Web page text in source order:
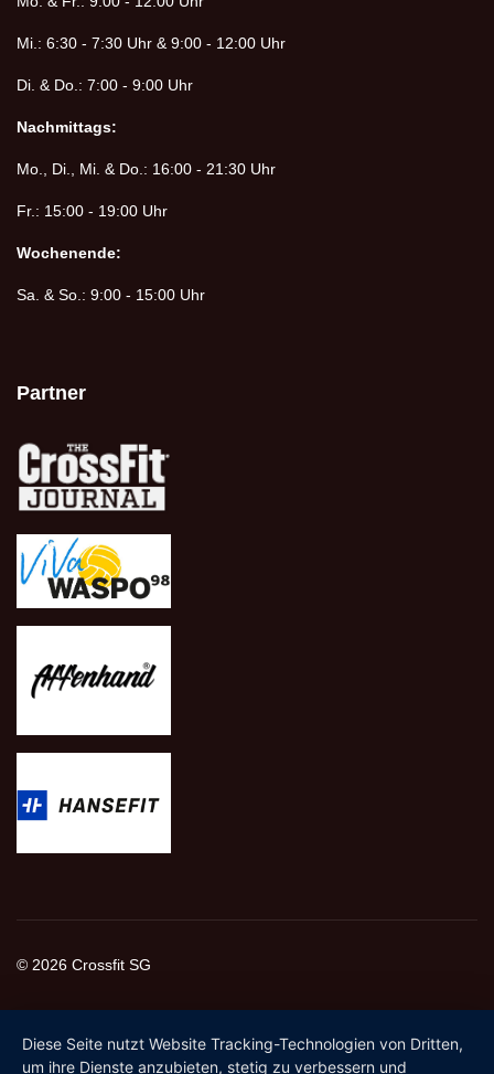
Mi.: 6:30 - 7:30 Uhr & 9:00 - 12:00 Uhr
Di. & Do.: 7:00 - 9:00 Uhr
Nachmittags:
Mo., Di., Mi. & Do.: 16:00 - 21:30 Uhr
Fr.: 15:00 - 19:00 Uhr
Wochenende:
Sa. & So.: 9:00 - 15:00 Uhr
Partner
© 2026 Crossfit SG
Diese Seite nutzt Website Tracking-Technologien von Dritten,
um ihre Dienste anzubieten, stetig zu verbessern und